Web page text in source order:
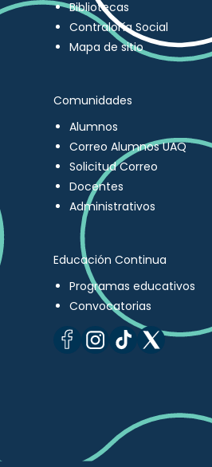
Bibliotecas
Contraloría Social
Mapa de sitio
Comunidades
Alumnos
Correo Alumnos UAQ
Solicitud Correo
Docentes
Administrativos
Educación Continua
Programas educativos
Convocatorias